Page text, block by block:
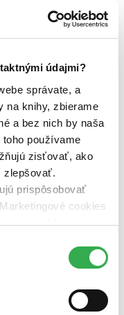
údajmi?
správate, a
na knihy, zbierame
a bez nich by naša
používame
zisťovať, ako
zlepšovať.
prispôsobovať
cookies
reklamy.
všetky tieto
dostupná (bez
čítaná - výborný stav
titulov)čítané verzie